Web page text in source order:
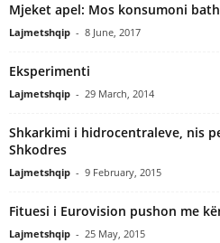
Mjeket apel: Mos konsumoni
Lajmetshqip - 8 June, 2017
Eksperimenti
Lajmetshqip - 29 March, 2014
Shkarkimi i hidrocentraleve, nis
Shkodres
Lajmetshqip - 9 February, 2015
Fituesi i Eurovision pushon me
Lajmetshqip - 25 May, 2015